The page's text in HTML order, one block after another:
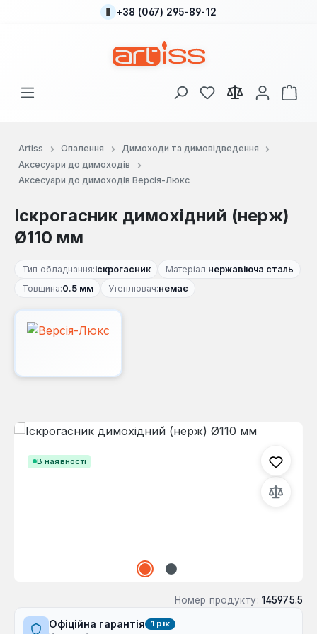
Перейти до основного вмісту
+38 (067) 295-89-12
У вас є 0 у списку
Artiss Опалення
Димоходи та димовідведення
Аксесуари до димоходів
Аксесуари до димоходів Версія-Люкс
Іскрогасник димохідний (нерж)
Ø110 мм
Тип обладнання:іскрогасник Матеріал:нержавіюча сталь
Товщина:0.5 мм Утеплювач:немає
В наявності
Пропустити галерею зображень
Номер продукту: 145975.5
Офіційна гарантія 1 рік